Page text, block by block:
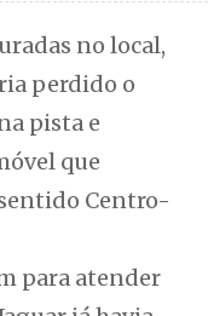
no local,
perdido o
pista e
que
Centro-
para atender